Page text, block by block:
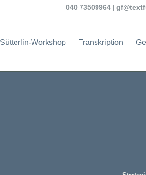
040 73509964 |
Sütterlin-Workshop Transkription